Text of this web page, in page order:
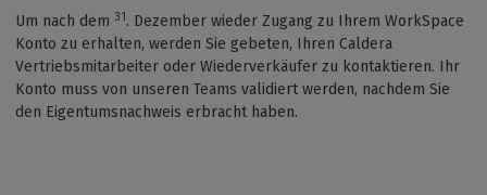
Um nach dem 31. Dezember wieder Zugang zu Ihrem WorkSpace
Konto zu erhalten, werden Sie gebeten, Ihren Caldera
Vertriebsmitarbeiter oder Wiederverkäufer zu kontaktieren. Ihr
Konto muss von unseren Teams validiert werden, nachdem Sie
den Eigentumsnachweis erbracht haben.